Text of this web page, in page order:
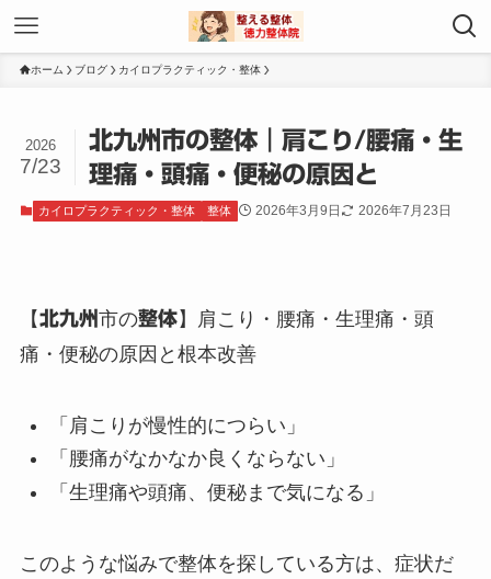
ホーム ブログ カイロプラクティック・整体
北九州市の整体｜肩こり/腰痛・生
理痛・頭痛・便秘の原因と
2026
7/23
カイロプラクティック・整体 整体 2026年3月9日 2026年7月23日
【北九州市の整体】肩こり・腰痛・生理痛・頭
痛・便秘の原因と根本改善
「肩こりが慢性的につらい」
「腰痛がなかなか良くならない」
「生理痛や頭痛、便秘まで気になる」
このような悩みで整体を探している方は、症状だ